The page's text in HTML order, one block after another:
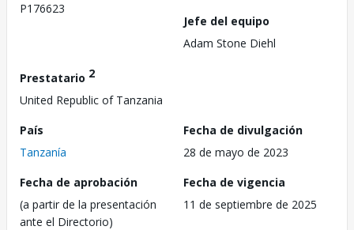
P176623
Jefe del equipo
Adam Stone Diehl
Prestatario 2
United Republic of Tanzania
País
Tanzanía
Fecha de divulgación
28 de mayo de 2023
Fecha de aprobación
(a partir de la presentación
ante el Directorio)
Fecha de vigencia
11 de septiembre de 2025